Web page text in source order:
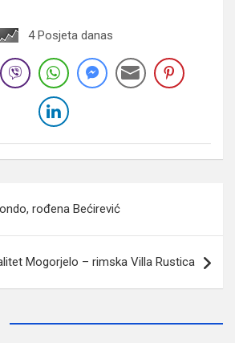
4 Posjeta danas
rođena Bećirević
Mogorjelo – rimska Villa Rustica